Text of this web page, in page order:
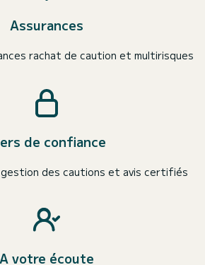
Assurances
rachat de caution et multirisques
de confiance
gestion des cautions et avis certifiés
A votre écoute